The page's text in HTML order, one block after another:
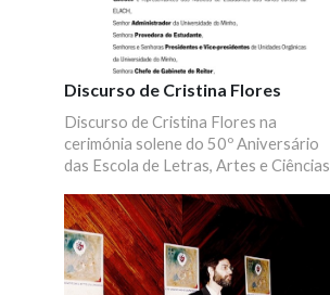
Discurso de Cristina Flores
Discurso de Cristina Flores na
cerimónia solene do 50º Aniversário
das Escola de Letras, Artes e Ciências
(ELACH).